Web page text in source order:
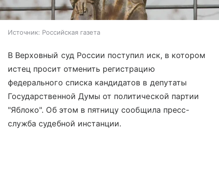
Источник: Российская газета
В Верховный суд России поступил иск, в котором
истец просит отменить регистрацию
федерального списка кандидатов в депутаты
Государственной Думы от политической партии
"Яблоко". Об этом в пятницу сообщила пресс-
служба судебной инстанции.